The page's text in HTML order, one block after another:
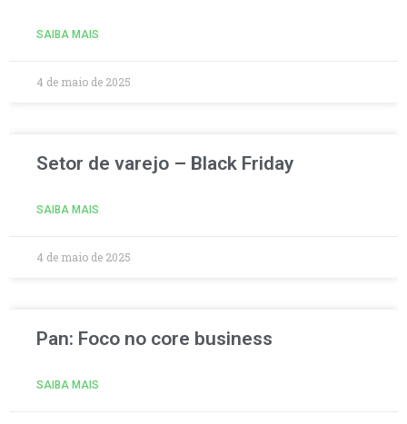
SAIBA MAIS
4 de maio de 2025
Setor de varejo – Black Friday
SAIBA MAIS
4 de maio de 2025
Pan: Foco no core business
SAIBA MAIS